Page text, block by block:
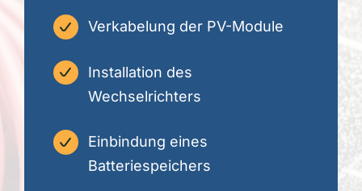
Verkabelung der PV-Module
Installation des
Wechselrichters
Einbindung eines
Batteriespeichers